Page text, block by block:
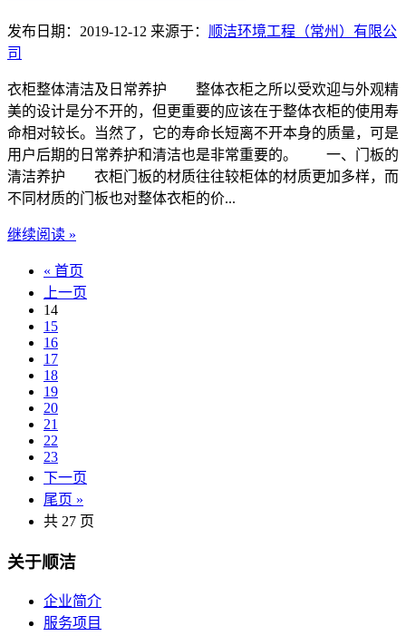
发布日期：2019-12-12 来源于： 顺洁环境工程（常州）有限公
司
衣柜整体清洁及日常养护 整体衣柜之所以受欢迎与外观精
美的设计是分不开的，但更重要的应该在于整体衣柜的使用寿
命相对较长。当然了，它的寿命长短离不开本身的质量，可是
用户后期的日常养护和清洁也是非常重要的。 一、门板的
清洁养护 衣柜门板的材质往往较柜体的材质更加多样，而
不同材质的门板也对整体衣柜的价...
继续阅读 »
« 首页
上一页
14
15
16
17
18
19
20
21
22
23
下一页
尾页 »
共 27 页
关于顺洁
企业简介
服务项目